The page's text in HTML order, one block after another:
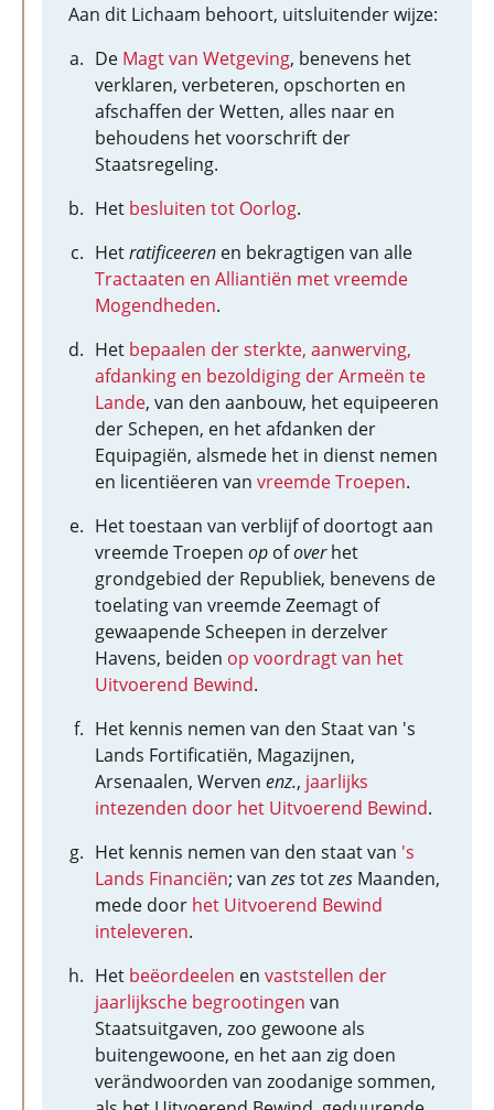
Aan dit Lichaam behoort, uitsluitender wijze:
De Magt van Wetgeving, benevens het
verklaren, verbeteren, opschorten en
afschaffen der Wetten, alles naar en
behoudens het voorschrift der
Staatsregeling.
Het besluiten tot Oorlog.
Hetratificeeren en bekragtigen van alle
Tractaaten en Alliantiën met vreemde
Mogendheden.
Het bepaalen der sterkte, aanwerving,
afdanking en bezoldiging der Armeën te
Lande, van den aanbouw, het equipeeren
der Schepen, en het afdanken der
Equipagiën, alsmede het in dienst nemen
en licentiëeren van vreemde Troepen.
Het toestaan van verblijf of doortogt aan
vreemde Troepen op ofoverhet
grondgebied der Republiek, benevens de
toelating van vreemde Zeemagt of
gewaapende Scheepen in derzelver
Havens, beiden op voordragt van het
Uitvoerend Bewind.
Het kennis nemen van den Staat van 's
Lands Fortificatiën, Magazijnen,
Arsenaalen, Werven enz., jaarlijks
intezenden door het Uitvoerend Bewind.
Het kennis nemen van den staat van 's
Lands Financiën; vanzestotzes Maanden,
mede door het Uitvoerend Bewind
inteleveren.
Het beëordeelen en vaststellen der
jaarlijksche begrootingen van
Staatsuitgaven, zoo gewoone als
buitengewoone, en het aan zig doen
verändwoorden van zoodanige sommen,